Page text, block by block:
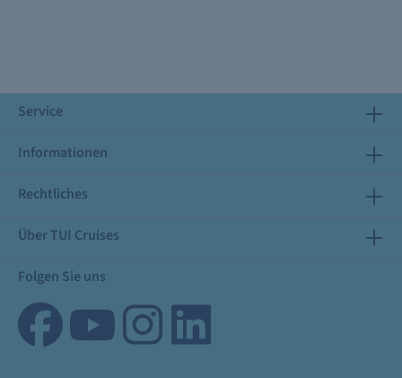
Service
Informationen
Rechtliches
Über TUI Cruises
Folgen Sie uns